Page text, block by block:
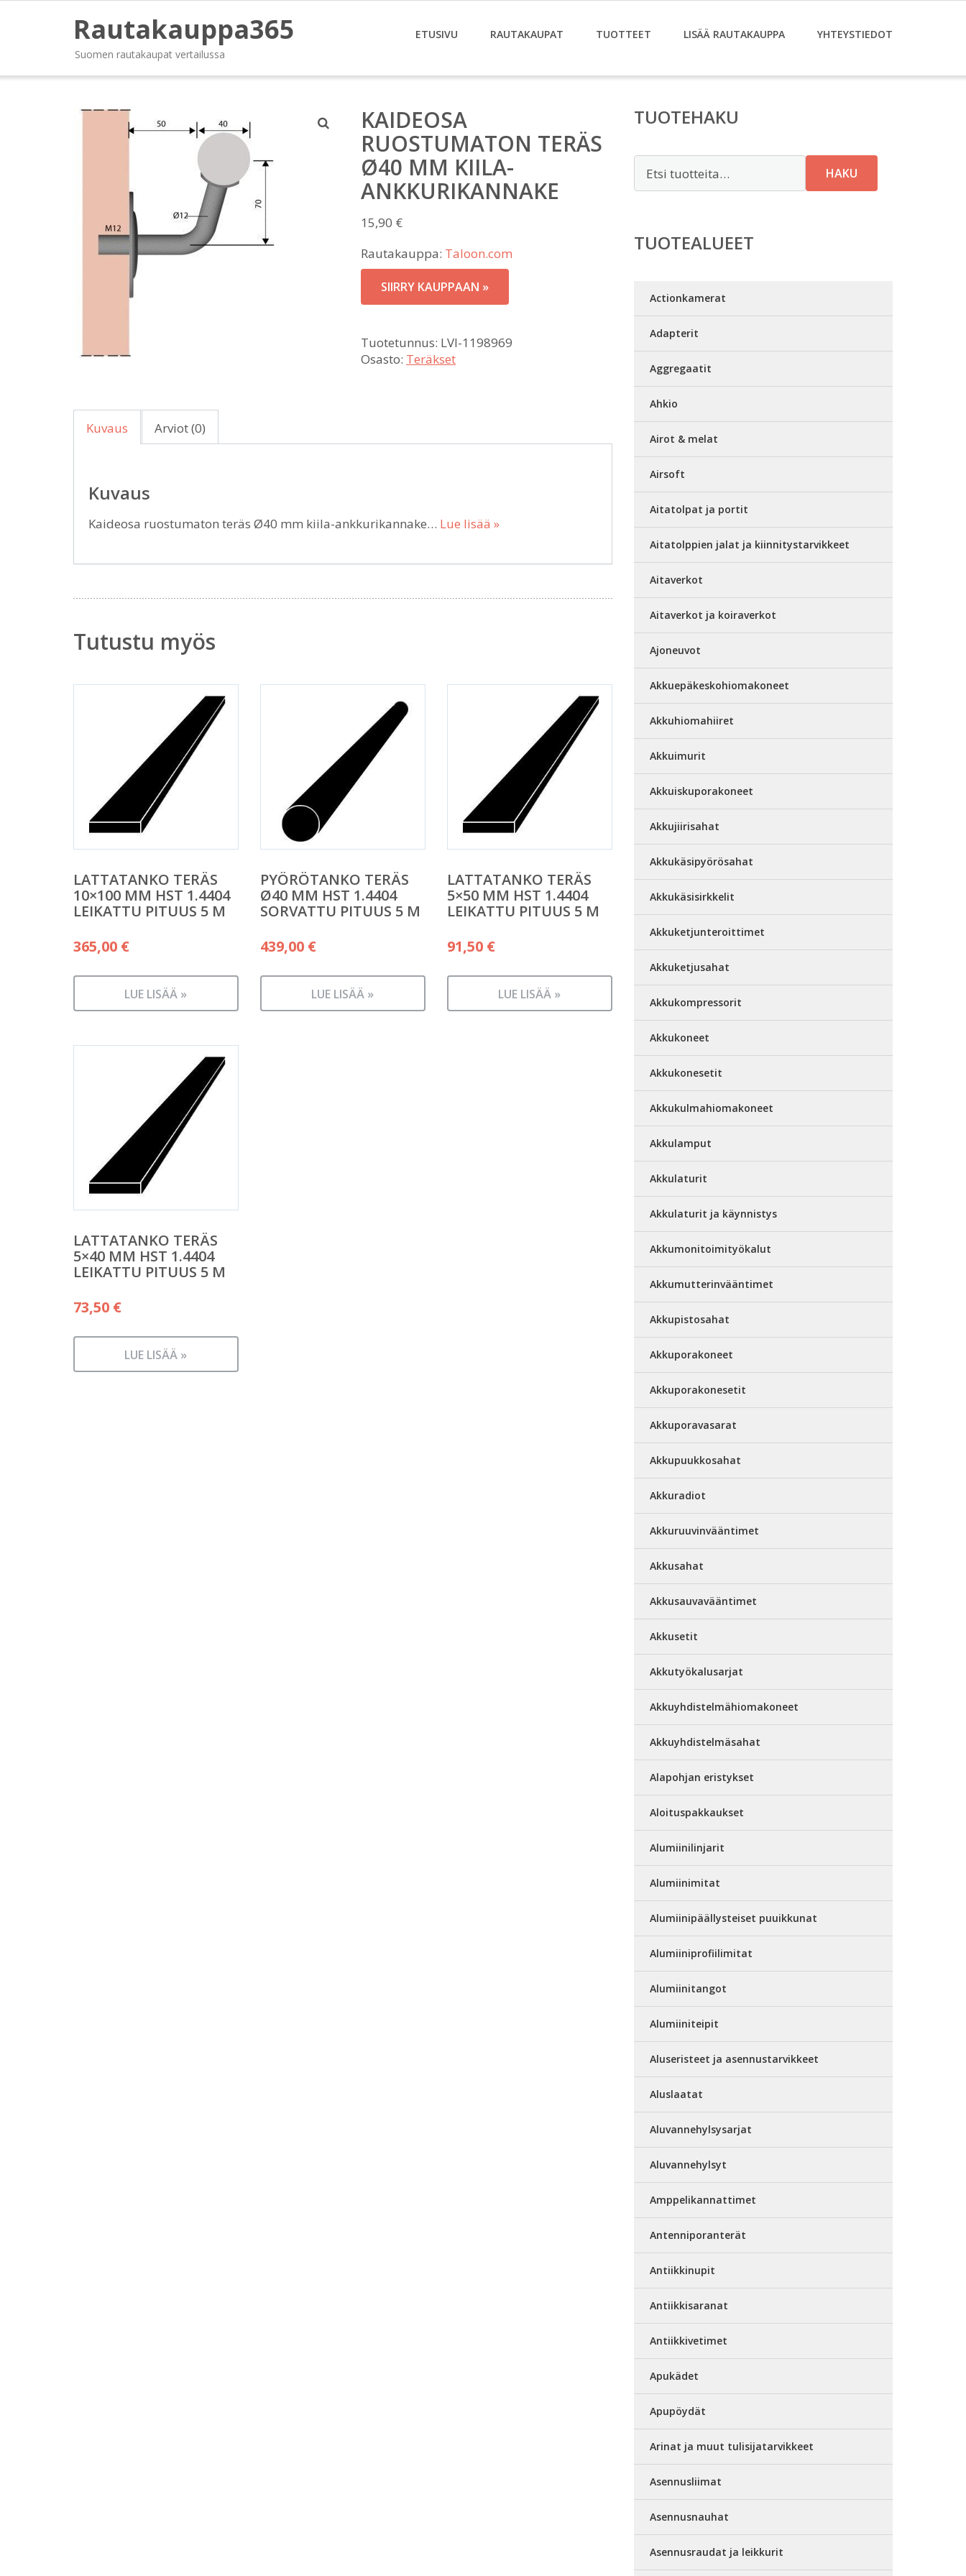
Rautakauppa365
Suomen rautakaupat vertailussa
ETUSIVU RAUTAKAUPAT TUOTTEET LISÄÄ RAUTAKAUPPA YHTEYSTIEDOT
KAIDEOSA
RUOSTUMATON TERÄS
Ø40 MM KIILA-
ANKKURIKANNAKE
15,90 €
Rautakauppa: Taloon.com
SIIRRY KAUPPAAN »
Tuotetunnus: LVI-1198969
Osasto: Teräkset
Kuvaus Arviot (0)
Kuvaus
Kaideosa ruostumaton teräs Ø40 mm kiila-ankkurikannake… Lue lisää »
Tutustu myös
LATTATANKO TERÄS
10×100 MM HST 1.4404
LEIKATTU PITUUS 5 M
365,00 €
LUE LISÄÄ »
PYÖRÖTANKO TERÄS
Ø40 MM HST 1.4404
SORVATTU PITUUS 5 M
439,00 €
LUE LISÄÄ »
LATTATANKO TERÄS
5×50 MM HST 1.4404
LEIKATTU PITUUS 5 M
91,50 €
LUE LISÄÄ »
LATTATANKO TERÄS
5×40 MM HST 1.4404
LEIKATTU PITUUS 5 M
73,50 €
LUE LISÄÄ »
TUOTEHAKU
HAKU
TUOTEALUEET
Actionkamerat
Adapterit
Aggregaatit
Ahkio
Airot & melat
Airsoft
Aitatolpat ja portit
Aitatolppien jalat ja kiinnitystarvikkeet
Aitaverkot
Aitaverkot ja koiraverkot
Ajoneuvot
Akkuepäkeskohiomakoneet
Akkuhiomahiiret
Akkuimurit
Akkuiskuporakoneet
Akkujiirisahat
Akkukäsipyörösahat
Akkukäsisirkkelit
Akkuketjunteroittimet
Akkuketjusahat
Akkukompressorit
Akkukoneet
Akkukonesetit
Akkukulmahiomakoneet
Akkulamput
Akkulaturit
Akkulaturit ja käynnistys
Akkumonitoimityökalut
Akkumutterinvääntimet
Akkupistosahat
Akkuporakoneet
Akkuporakonesetit
Akkuporavasarat
Akkupuukkosahat
Akkuradiot
Akkuruuvinvääntimet
Akkusahat
Akkusauvavääntimet
Akkusetit
Akkutyökalusarjat
Akkuyhdistelmähiomakoneet
Akkuyhdistelmäsahat
Alapohjan eristykset
Aloituspakkaukset
Alumiinilinjarit
Alumiinimitat
Alumiinipäällysteiset puuikkunat
Alumiiniprofiilimitat
Alumiinitangot
Alumiiniteipit
Aluseristeet ja asennustarvikkeet
Aluslaatat
Aluvannehylsysarjat
Aluvannehylsyt
Amppelikannattimet
Antenniporanterät
Antiikkinupit
Antiikkisaranat
Antiikkivetimet
Apukädet
Apupöydät
Arinat ja muut tulisijatarvikkeet
Asennusliimat
Asennusnauhat
Asennusraudat ja leikkurit